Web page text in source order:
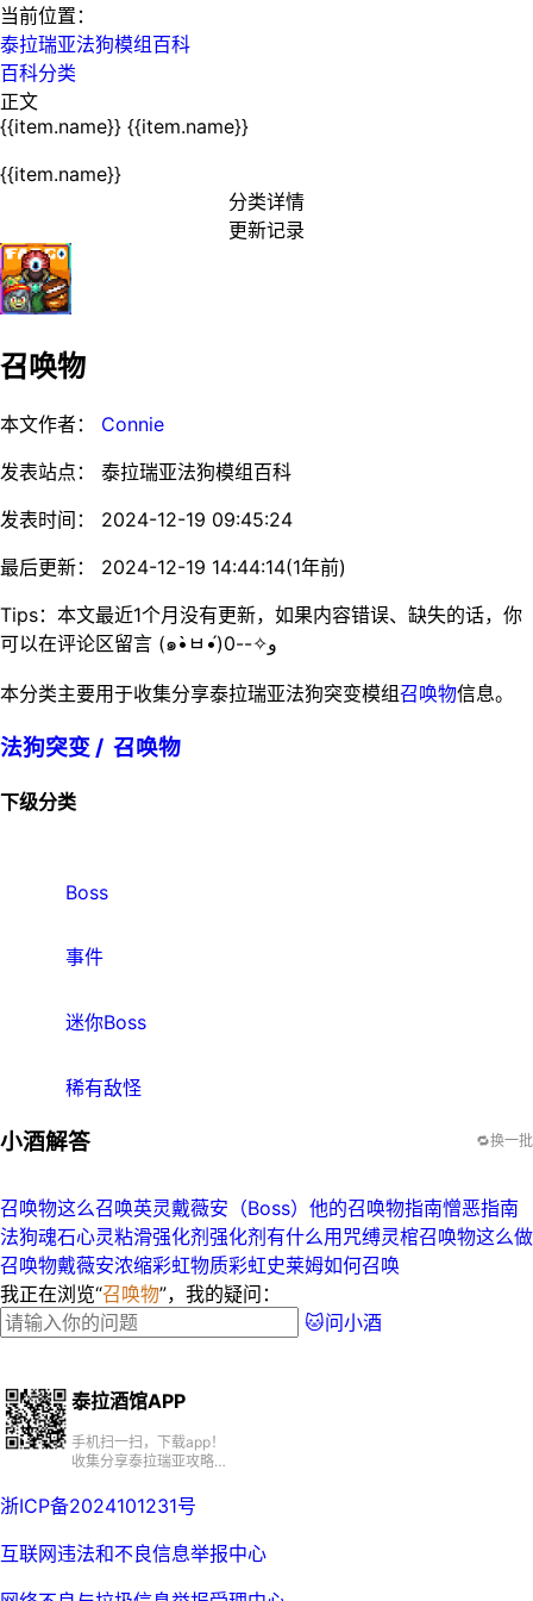
当前位置：
泰拉瑞亚法狗模组百科
百科分类
正文
{{item.name}} {{item.name}}
{{item.name}}
分类详情
更新记录
召唤物
本文作者： Connie
发表站点： 泰拉瑞亚法狗模组百科
发表时间： 2024-12-19 09:45:24
最后更新： 2024-12-19 14:44:14(1年前)
Tips：本文最近1个月没有更新，如果内容错误、缺失的话，你
可以在评论区留言 (๑•̀ㅂ•́)و✧--0
本分类主要用于收集分享泰拉瑞亚法狗突变模组召唤物信息。
法狗突变 / 召唤物
下级分类
Boss
事件
迷你Boss
稀有敌怪
小酒解答 🔁换一批
召唤物这么召唤英灵戴薇安（Boss）他的召唤物指南憎恶指南
法狗魂石心灵粘滑强化剂强化剂有什么用咒缚灵棺召唤物这么做
召唤物戴薇安浓缩彩虹物质彩虹史莱姆如何召唤
我正在浏览“召唤物”，我的疑问：
🐱问小酒
泰拉酒馆APP
手机扫一扫，下载app！
收集分享泰拉瑞亚攻略、
浙ICP备2024101231号
互联网违法和不良信息举报中心